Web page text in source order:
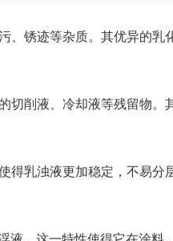
锈迹等杂质。其优异的
削液、冷却液等残留物
乳浊液更加稳定，不易